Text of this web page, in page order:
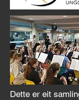
Dette er eit